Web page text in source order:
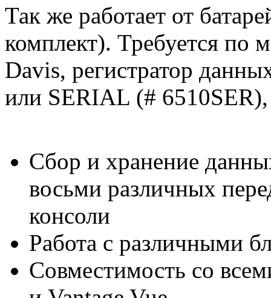
Так же работает от
комплект). Требуется по
Davis, регистратор
или SERIAL (# 6510SER),
Сбор и хранение
восьми различных
консоли
Работа с различными
Совместимость со